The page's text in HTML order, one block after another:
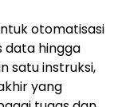
otomatisasi
data hingga
satu instruksi,
yang